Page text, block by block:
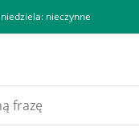
nieczynne